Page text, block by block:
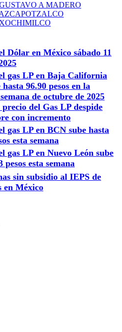
GUSTAVO A MADERO
AZCAPOTZALCO
XOCHIMILCO
Dólar en México sábado 11
gas LP en Baja California
hasta 96.90 pesos en la
de octubre de 2025
del Gas LP despide
con incremento
gas LP en BCN sube hasta
esta semana
gas LP en Nuevo León sube
pesos esta semana
sin subsidio al IEPS de
en México